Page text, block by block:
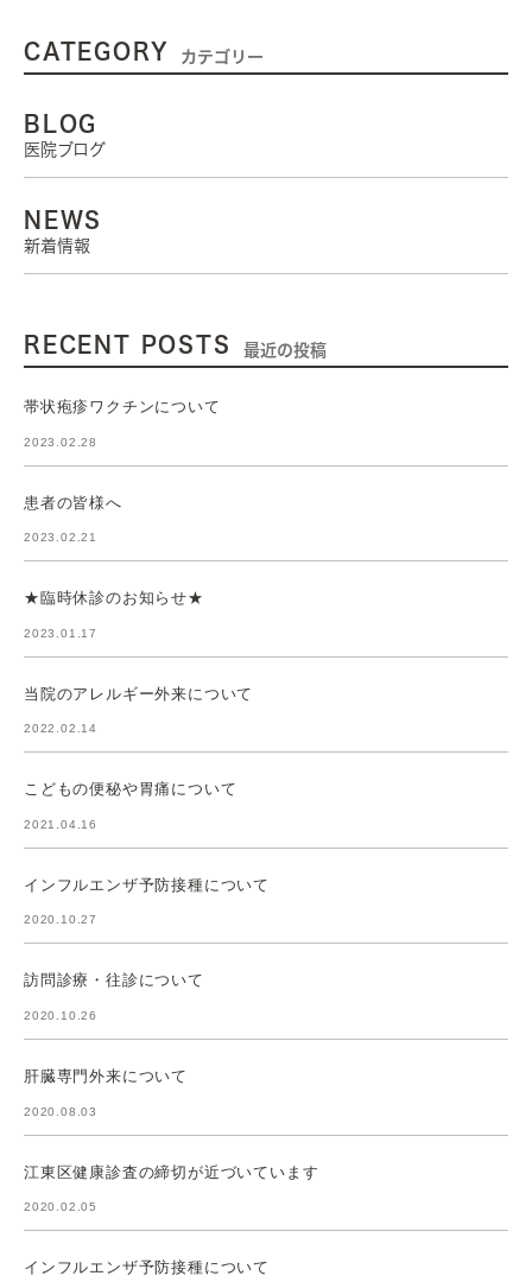
CATEGORY カテゴリー
BLOG
医院ブログ
NEWS
新着情報
RECENT POSTS 最近の投稿
帯状疱疹ワクチンについて
2023.02.28
患者の皆様へ
2023.02.21
★臨時休診のお知らせ★
2023.01.17
当院のアレルギー外来について
2022.02.14
こどもの便秘や胃痛について
2021.04.16
インフルエンザ予防接種について
2020.10.27
訪問診療・往診について
2020.10.26
肝臓専門外来について
2020.08.03
江東区健康診査の締切が近づいています
2020.02.05
インフルエンザ予防接種について